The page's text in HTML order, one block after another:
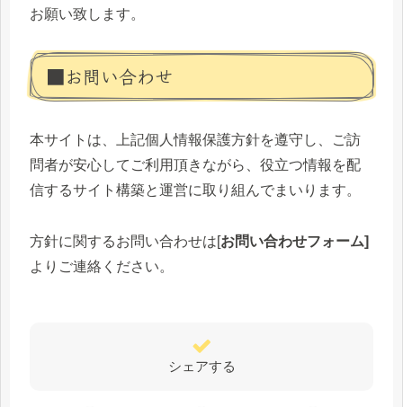
お願い致します。
■お問い合わせ
本サイトは、上記個人情報保護方針を遵守し、ご訪
問者が安心してご利用頂きながら、役立つ情報を配
信するサイト構築と運営に取り組んでまいります。
方針に関するお問い合わせは[お問い合わせフォーム]
よりご連絡ください。
シェアする